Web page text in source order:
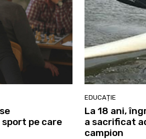
pe care
EDUCAȚIE
La 18 ani,
a sacrificat
campion